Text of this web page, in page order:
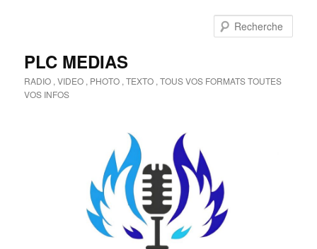
PLC MEDIAS
RADIO , VIDEO , PHOTO , TEXTO , TOUS VOS FORMATS TOUTES
VOS INFOS